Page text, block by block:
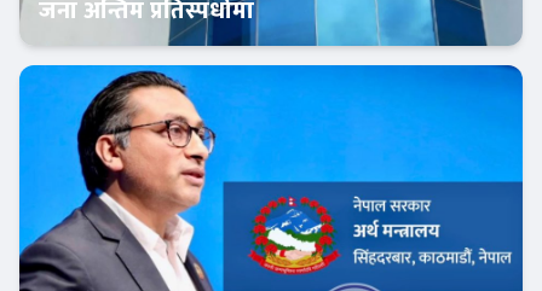
Banner News
जना अन्तिम प्रतिस्पर्धामा